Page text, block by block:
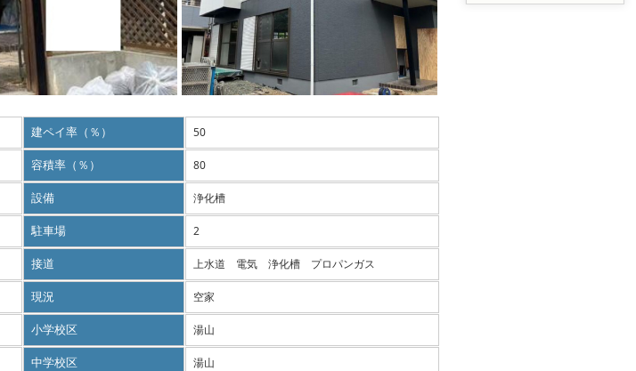
建ペイ率（％） 50
容積率（％） 80
設備 浄化槽
駐車場 2
接道 上水道 電気 浄化槽 プロパンガス
現況 空家
小学校区 湯山
中学校区 湯山